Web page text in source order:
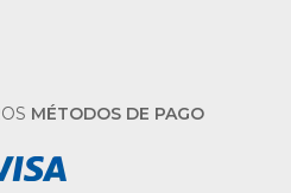
MÉTODOS DE PAGO